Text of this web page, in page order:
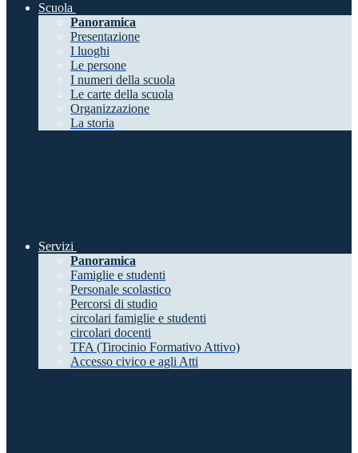
Scuola
Panoramica
Presentazione
I luoghi
Le persone
I numeri della scuola
Le carte della scuola
Organizzazione
La storia
Servizi
Panoramica
Famiglie e studenti
Personale scolastico
Percorsi di studio
circolari famiglie e studenti
circolari docenti
TFA (Tirocinio Formativo Attivo)
Accesso civico e agli Atti